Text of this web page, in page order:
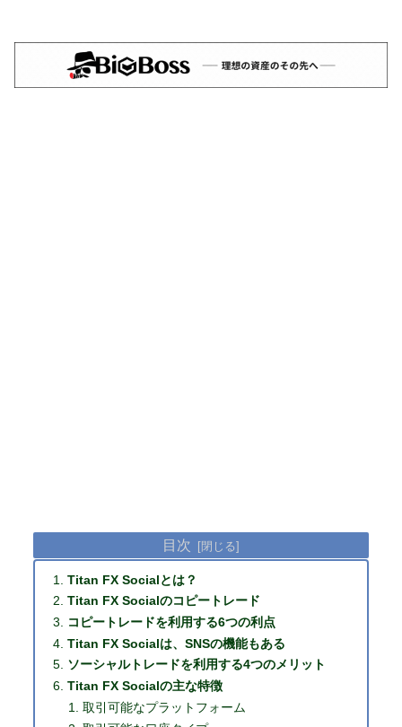
目次
Titan FX Socialとは？
Titan FX Socialのコピートレード
コピートレードを利用する6つの利点
Titan FX Socialは、SNSの機能もある
ソーシャルトレードを利用する4つのメリット
Titan FX Socialの主な特徴
取引可能なプラットフォーム